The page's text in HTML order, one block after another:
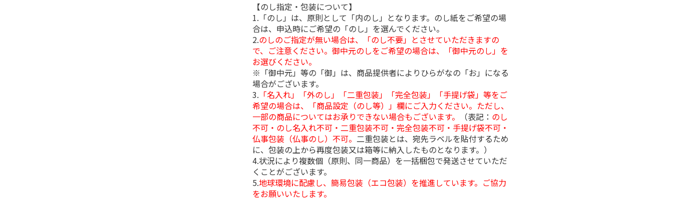
【のし指定・包装について】
1.「のし」は、原則として「内のし」となります。のし紙をご希望の場
合は、申込時にご希望の「のし」を選んでください。
2.のしのご指定が無い場合は、「のし不要」とさせていただきますの
で、ご注意ください。御中元のしをご希望の場合は、「御中元のし」を
お選びください。
※「御中元」等の「御」は、商品提供者によりひらがなの「お」になる
場合がございます。
3. 「名入れ」「外のし」「二重包装」「完全包装」「手提げ袋」等をご
希望の場合は、「商品設定（のし等）」欄にご入力ください。ただし、
一部の商品についてはお承りできない場合もございます。
（表記： のし
不可・のし名入れ不可・二重包装不可・完全包装不可・手提げ袋不可・
仏事包装（仏事のし）不可。 二重包装とは、宛先ラベルを貼付するため
に、包装の上から再度包装又は箱等に納入したものとなります。）
4.状況により複数個（原則、同一商品）を一括梱包で発送させていただ
くことがございます。
5.地球環境に配慮し、簡易包装（エコ包装）を推進しています。ご協力
をお願いいたします。